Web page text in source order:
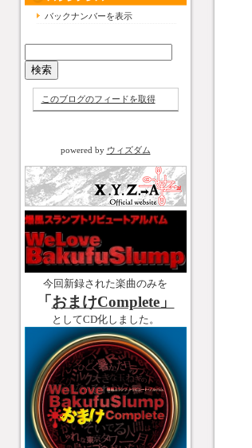
バックナンバーを表示
このブログのフィードを取得
powered by ウィズダム
今回新録された楽曲のみを
「おまけComplete」
としてCD化しました。